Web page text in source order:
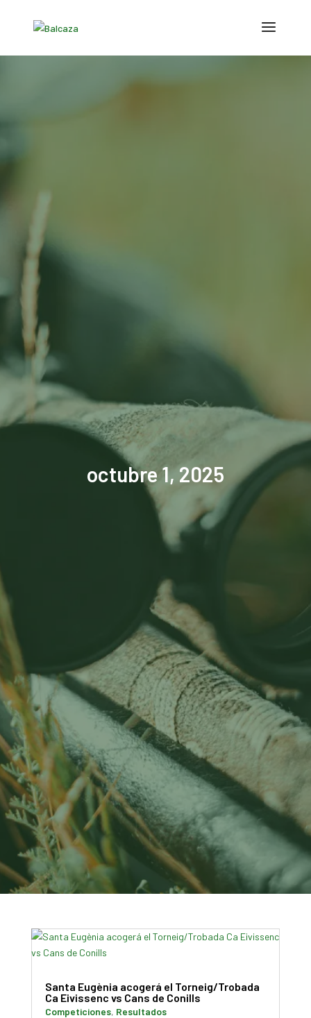
octubre 1, 2025
Santa Eugènia acogerá el Torneig/Trobada
Ca Eivissenc vs Cans de Conills
Competiciones, Resultados